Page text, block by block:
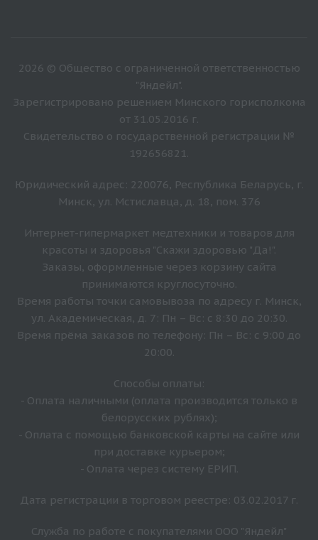
2026 © Общество с ограниченной ответственностью
"Яндейл".
Зарегистрировано решением Минского горисполкома
от 31.05.2016 г.
Свидетельство о государственной регистрации №
192656821.
Юридический адрес: 220076, Республика Беларусь, г.
Минск, ул. Мстиславца, д. 18, пом. 376
Интернет-гипермаркет медтехники и товаров для
красоты и здоровья "Скажи здоровью "Да!".
Заказы, оформленные через корзину сайта
принимаются круглосуточно.
Время работы точки самовывоза по адресу г. Минск,
ул. Академическая, д. 7: Пн – Вс: с 8:30 до 20:30.
Время прёма заказов по телефону: Пн – Вс: с 9:00 до
20:00.
Способы оплаты:
- Оплата наличными (оплата производится только в
белорусских рублях);
- Оплата с помощью банковской карты на сайте или
при доставке курьером;
- Оплата через систему ЕРИП.
Дата регистрации в торговом реестре: 03.02.2017 г.
Служба по работе с покупателями ООО "Яндейл"